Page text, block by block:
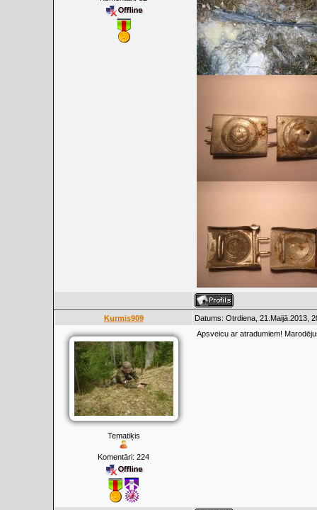
Kurmis909 Datums: Otrdiena, 21.Maijā.2013,
Tematiķis
Komentāri: 224
Apsveicu ar atradumiem!